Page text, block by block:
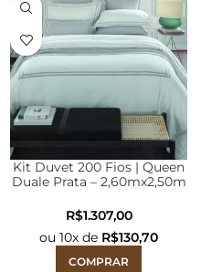
Kit Duvet 200 Fios | Queen
Duale Prata – 2,60mx2,50m
R$
ou 10x de R$130,70
COMPRAR